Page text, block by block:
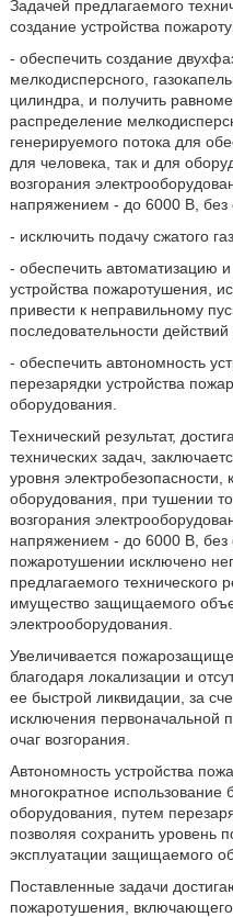
Задачей предлагаемого
создание устройства
- обеспечить создание
мелкодисперсного,
цилиндра, и получить
распределение
генерируемого потока для
для человека, так и для
возгорания
напряжением - до 6000 В, без
- исключить подачу сжатого
- обеспечить автоматизацию
устройства пожаротушения,
привести к неправильному
последовательности действий
- обеспечить автономность
перезарядки устройства
оборудования.
Технический результат,
технических задач,
уровня электробезопасности,
оборудования, при тушении
возгорания
напряжением - до 6000 В, без
пожаротушении исключено
предлагаемого
имущество защищаемого
электрооборудования.
Увеличивается
благодаря локализации и
ее быстрой ликвидации, за
исключения первоначальной
очаг возгорания.
Автономность устройства
многократное использование
оборудования, путем
позволяя сохранить уровень
эксплуатации защищаемого
Поставленные задачи
пожаротушения, включающего